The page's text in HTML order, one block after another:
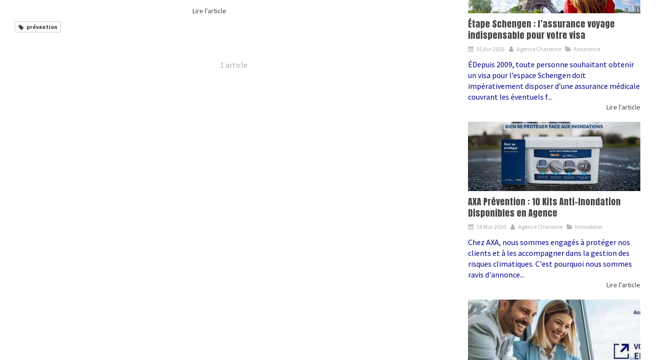
Lire l'article
prévention
1 article
Étape Schengen : l’assurance voyage
indispensable pour votre visa
01 Avr 2026 Agence Charonne Assurance
ÉDepuis 2009, toute personne souhaitant obtenir
un visa pour l’espace Schengen doit
impérativement disposer d’une assurance médicale
couvrant les éventuels f...
Lire l'article
AXA Prévention : 10 Kits Anti-Inondation
Disponibles en Agence
26 Mar 2026 Agence Charonne Immobilier
Chez AXA, nous sommes engagés à protéger nos
clients et à les accompagner dans la gestion des
risques climatiques. C'est pourquoi nous sommes
ravis d'annonce...
Lire l'article